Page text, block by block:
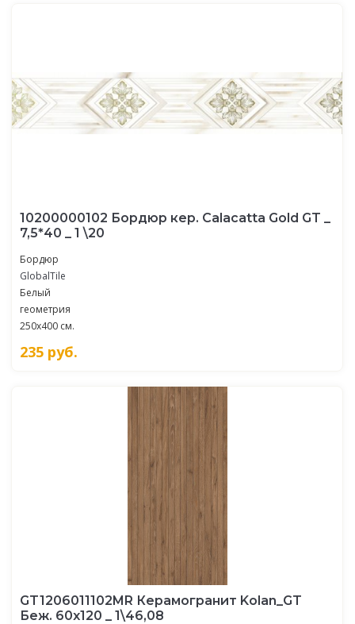
10200000102 Бордюр кер. Calacatta Gold GT _
7,5*40 _ 1 \20
Бордюр
GlobalTile
Белый
геометрия
250x400 см.
235 руб.
GT1206011102MR Керамогранит Kolan_GT
Беж. 60x120 _ 1\46,08